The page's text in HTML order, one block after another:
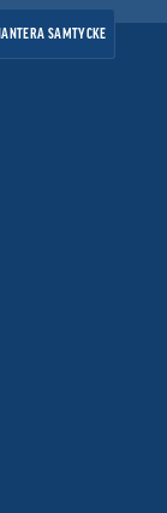
SAMTYCKE